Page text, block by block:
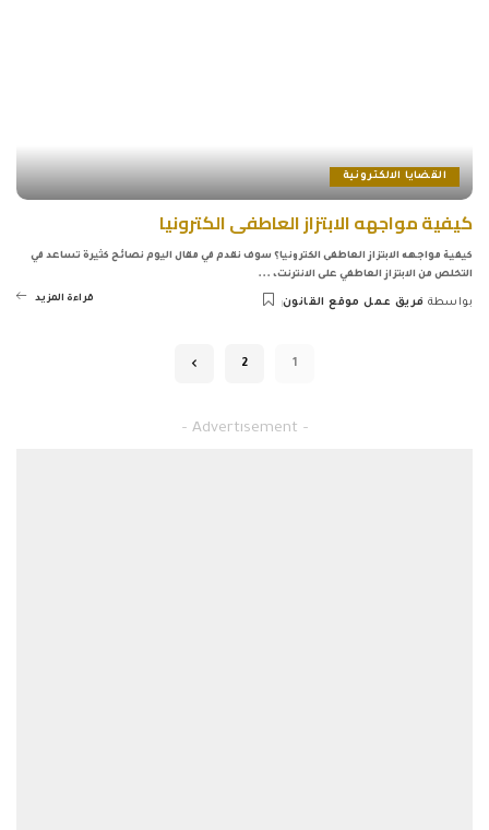
القضايا الالكترونية
كيفية مواجهه الابتزاز العاطفى الكترونيا
كيفية مواجهه الابتزاز العاطفى الكترونيا؟ سوف نقدم في مقال اليوم نصائح كثيرة تساعد في
التخلص من الابتزاز العاطفي على الانترنت، ...
بواسطة فريق عمل موقع القانون قراءة المزيد
1
2
– Advertisement –